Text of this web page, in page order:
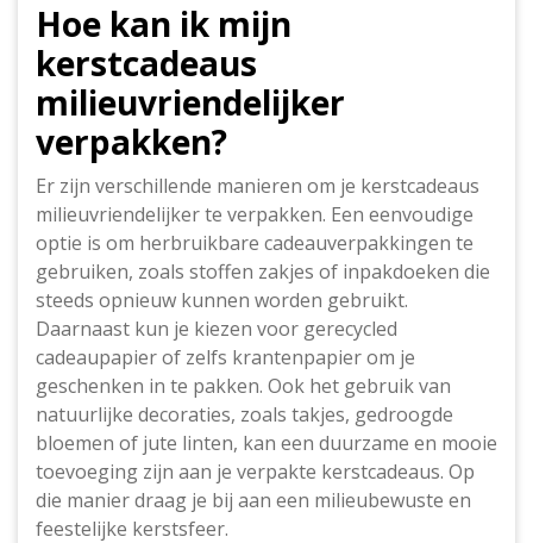
Hoe kan ik mijn
kerstcadeaus
milieuvriendelijker
verpakken?
Er zijn verschillende manieren om je kerstcadeaus
milieuvriendelijker te verpakken. Een eenvoudige
optie is om herbruikbare cadeauverpakkingen te
gebruiken, zoals stoffen zakjes of inpakdoeken die
steeds opnieuw kunnen worden gebruikt.
Daarnaast kun je kiezen voor gerecycled
cadeaupapier of zelfs krantenpapier om je
geschenken in te pakken. Ook het gebruik van
natuurlijke decoraties, zoals takjes, gedroogde
bloemen of jute linten, kan een duurzame en mooie
toevoeging zijn aan je verpakte kerstcadeaus. Op
die manier draag je bij aan een milieubewuste en
feestelijke kerstsfeer.